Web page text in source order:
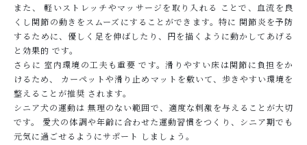
また、 軽いストレッチやマッサージを取り入れる ことで、血流を良
くし関節の動きをスムーズにすることができます。特に 関節炎を予防
するために、優しく足を伸ばしたり、円を描くように動かしてあげる
と効果的 です。
さらに 室内環境の工夫も重要 です。滑りやすい床は関節に負担をか
けるため、 カーペットや滑り止めマットを敷いて、歩きやすい環境を
整えることが推奨 されます。
シニア犬の運動は 無理のない範囲で、適度な刺激を与えることが大切
です。 愛犬の体調や年齢に合わせた運動習慣をつくり、シニア期でも
元気に過ごせるようにサポート しましょう。